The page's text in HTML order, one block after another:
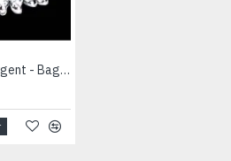
Bijoux indiens argent - Bague indienne oxyde de Zirconium